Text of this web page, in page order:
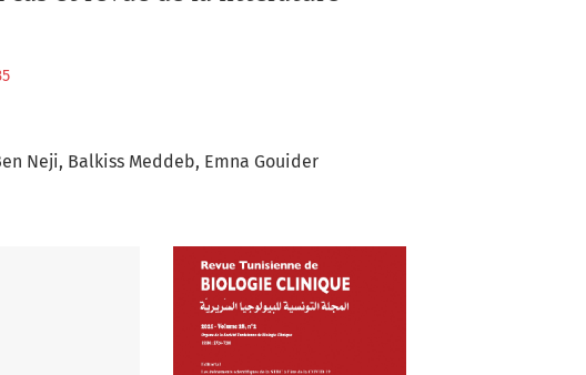
Neji Balkiss Meddeb Emna Gouider